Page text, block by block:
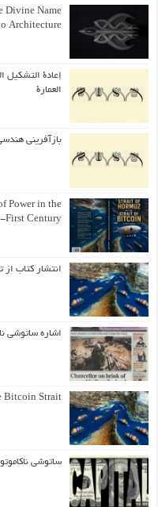
Divine Name
Architecture
إعادة التشكيل
العمارة
بازآفرینی
Power in the
First Century
انتشار کتاب
اشاره ساتوشی
Bitcoin Strait
ساتوشی